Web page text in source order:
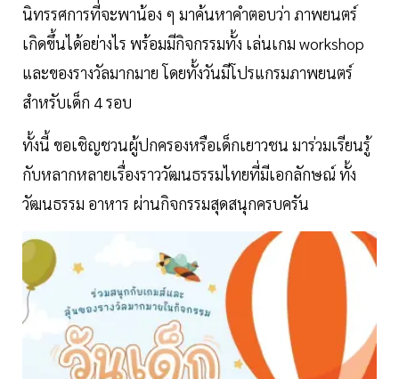
นิทรรศการที่จะพาน้อง ๆ มาค้นหาคำตอบว่า ภาพยนตร์
เกิดขึ้นได้อย่างไร พร้อมมีกิจกรรมทั้ง เล่นเกม workshop
และของรางวัลมากมาย โดยทั้งวันมีโปรแกรมภาพยนตร์
สำหรับเด็ก 4 รอบ
ทั้งนี้ ขอเชิญชวนผู้ปกครองหรือเด็กเยาวชน มาร่วมเรียนรู้
กับหลากหลายเรื่องราววัฒนธรรมไทยที่มีเอกลักษณ์ ทั้ง
วัฒนธรรม อาหาร ผ่านกิจกรรมสุดสนุกครบครัน